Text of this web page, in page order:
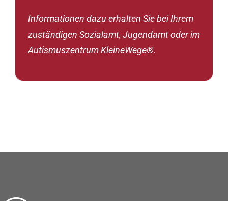
Informationen dazu erhalten Sie bei Ihrem
zuständigen Sozialamt, Jugendamt oder im
Autismuszentrum KleineWege®.